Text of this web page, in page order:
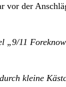
vor der
11
kleine